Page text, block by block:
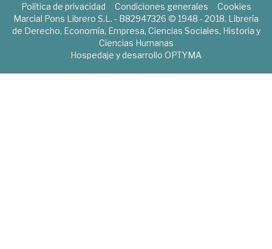
Política de privacidad Condiciones generales
Cookies
Marcial Pons Librero S.L. - B82947326 © 1948 - 2018. Librería
de Derecho, Economía, Empresa, Ciencias Sociales, Historia y
Ciencias Humanas
Hospedaje y desarrollo OPTYMA